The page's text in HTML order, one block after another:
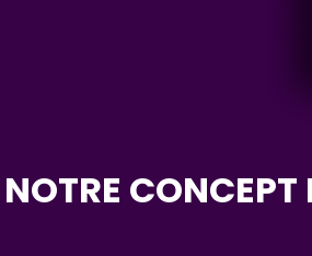
CONCEPT